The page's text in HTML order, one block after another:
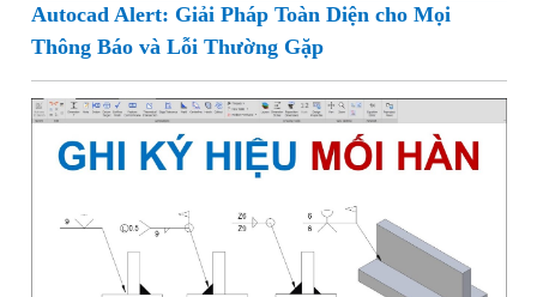
Autocad Alert: Giải Pháp Toàn Diện cho Mọi
Thông Báo và Lỗi Thường Gặp